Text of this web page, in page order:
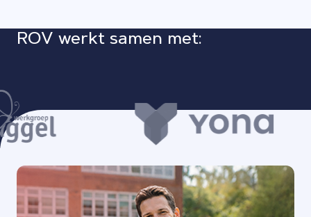
ROV werkt samen met: